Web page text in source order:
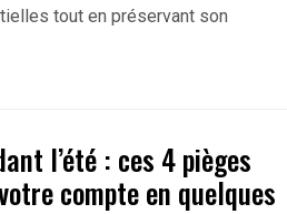
tout en préservant son
l’été : ces 4 pièges
compte en quelques